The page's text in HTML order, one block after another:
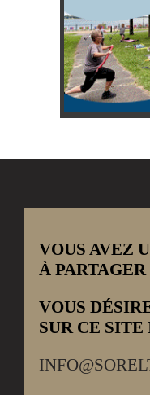
VOUS AVEZ
À PARTAGER
VOUS
SUR CE